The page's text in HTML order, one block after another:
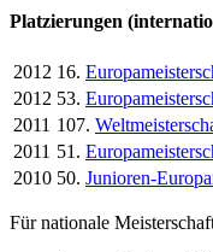
Platzierungen
2012 16.
2012 53.
2011 107.
2011 51.
2010 50. Junioren-
Für nationale